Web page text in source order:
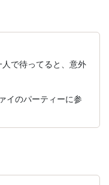
で待ってると、意外
イのパーティーに参